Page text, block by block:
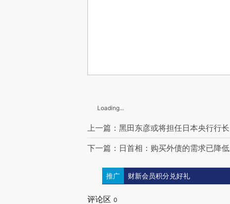
Loading...
上一篇：黑田东彦或将担任日本央行行长
下一篇：日首相：购买外债的需求已降低
推广 财新会员积分兑好礼
评论区 0